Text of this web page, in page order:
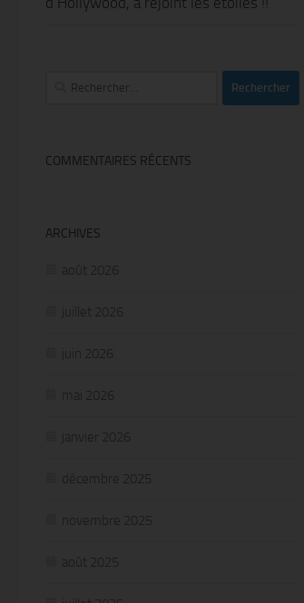
Rechercher :
COMMENTAIRES RÉCENTS
ARCHIVES
août 2026
juillet 2026
juin 2026
mai 2026
janvier 2026
décembre 2025
novembre 2025
août 2025